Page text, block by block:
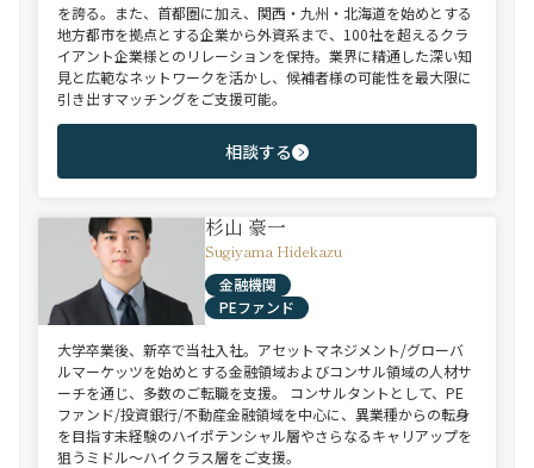
を誇る。また、首都圏に加え、関西・九州・北海道を始めとする
地方都市を拠点とする企業から外資系まで、100社を超えるクラ
イアント企業様とのリレーションを保持。業界に精通した深い知
見と広範なネットワークを活かし、候補者様の可能性を最大限に
引き出すマッチングをご支援可能。
相談する
杉山 豪一
Sugiyama Hidekazu
金融機関
PEファンド
大学卒業後、新卒で当社入社。アセットマネジメント/グローバ
ルマーケッツを始めとする金融領域およびコンサル領域の人材サ
ーチを通じ、多数のご転職を支援。 コンサルタントとして、PE
ファンド/投資銀行/不動産金融領域を中心に、異業種からの転身
を目指す未経験のハイポテンシャル層やさらなるキャリアップを
狙うミドル～ハイクラス層をご支援。